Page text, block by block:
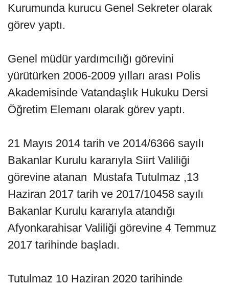
Kurumunda kurucu Genel Sekreter olarak
görev yaptı.
Genel müdür yardımcılığı görevini
yürütürken 2006-2009 yılları arası Polis
Akademisinde Vatandaşlık Hukuku Dersi
Öğretim Elemanı olarak görev yaptı.
21 Mayıs 2014 tarih ve 2014/6366 sayılı
Bakanlar Kurulu kararıyla Siirt Valiliği
görevine atanan Mustafa Tutulmaz ,13
Haziran 2017 tarih ve 2017/10458 sayılı
Bakanlar Kurulu kararıyla atandığı
Afyonkarahisar Valiliği görevine 4 Temmuz
2017 tarihinde başladı.
Tutulmaz 10 Haziran 2020 tarihinde